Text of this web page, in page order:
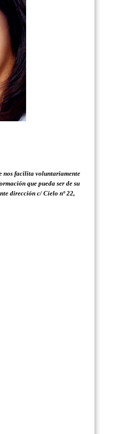
nos facilita voluntariamente
que pueda ser de su
direcciónc/ Cielo nº 22,